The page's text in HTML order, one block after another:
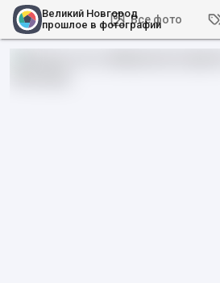
Великий Новгород
прошлое в фотографии
Все фото